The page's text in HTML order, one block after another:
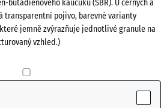
butadienového kaučuku (SBR). U černých a
transparentní pojivo, barevné varianty
jemně zvýrazňuje jednotlivé granule na
vzhled.)